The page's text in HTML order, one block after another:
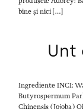
bine și nici […]
Unt
Ingrediente INCI:
Butyrospermum
Chinensis (Jojoba)